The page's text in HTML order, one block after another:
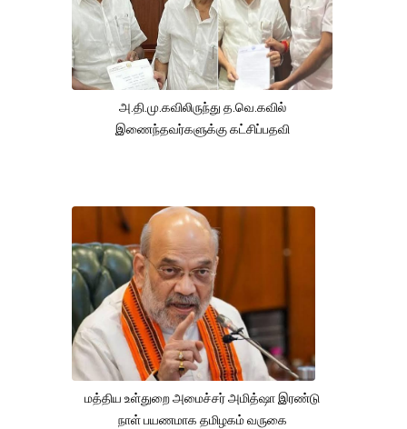
அ.தி.மு.கவிலிருந்து த.வெ.கவில்
இணைந்தவர்களுக்கு கட்சிப்பதவி
மத்திய உள்துறை அமைச்சர் அமித்ஷா இரண்டு
நாள் பயணமாக தமிழகம் வருகை